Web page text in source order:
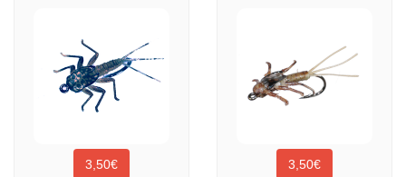
3,50€ 3,50€